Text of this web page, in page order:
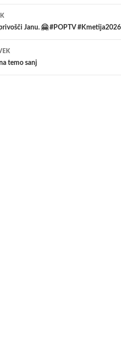
Janu. 🤗 #POPTV #Kmetija2026
temo sanj